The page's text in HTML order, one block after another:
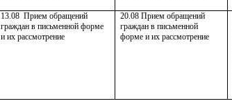
13.08 Прием обращений
граждан в письменной форме
и их рассмотрение
20.08 Прием обращений
граждан в письменной
форме и их рассмотрение